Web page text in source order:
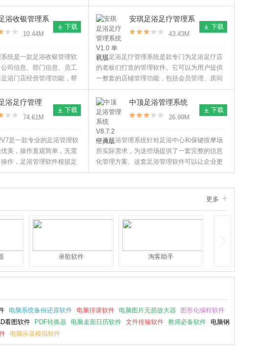
等功能，方便广大管理人
有需要的可以下载来使
约管理、房间管理、手牌管理以及技师管理等
主要功能。同时还可以对数据进行备份。
浴收银管理系
官方版
10.44M
下载
统是一款足浴收银管理软
司信息、部门信息、员工
浴门店经营管理功能，帮
店。
安琪足浴足疗管理系
统 V1.0 单机版
43.43M
下载
安琪足浴足疗管理系统是款专门为足浴足疗店
的老板们打造的管理软件。它可以为用户提供
一整套的店铺管理功能，包括会员管理、房间
管理、员工管理等，操作简单，方便快捷，非
常好用。
浴足疗管理
增强版
74.61M
下载
是一款专业的足浴管理软
美，操作直观简单，无需
作，足浴管理软件根据足
别设计，可以满足足浴经
中顶足浴管理系统
V8.7.2 经典版
26.99M
下载
中顶足浴管理系统针对足浴中心和保键按摩场
所实际需求，为这些场提供了一套完整的信息
化管理方案。这套足浴管理软件可以让企业更
加灵活地管理手牌和包间，并针对包间及相关
质量将得到大幅度提高、并借此吸引到更多的
更多
录歌软件 淘客助手
电脑系统备份还原软件 电脑排课软件 电脑图片无损放大器
图形化编程软件
看图软件 PDF转换器 电脑桌面日历软件 文件传输软件 教师必备软件
电脑钢
电脑乐器模拟软件